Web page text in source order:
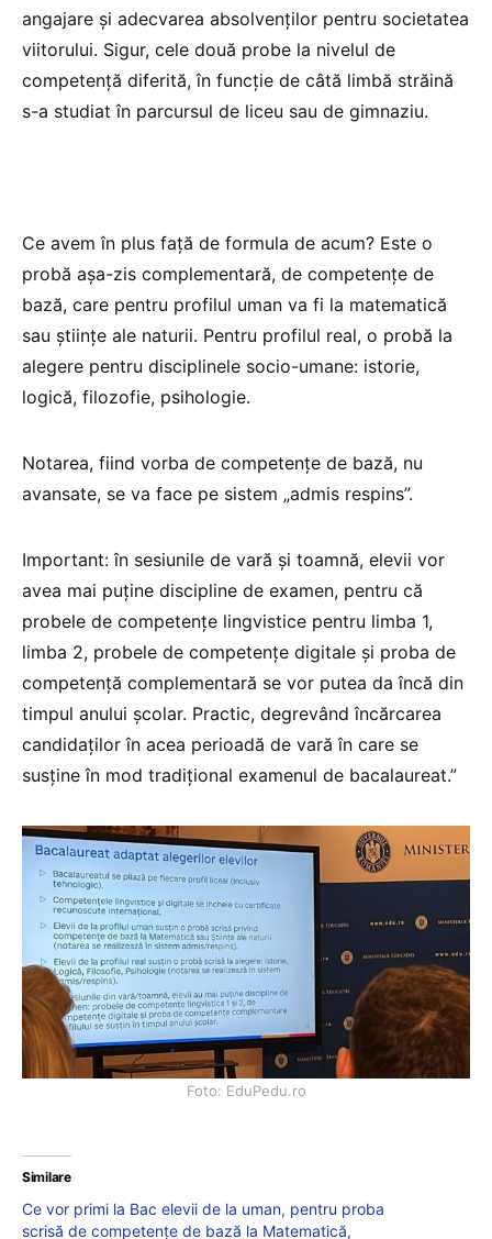
angajare și adecvarea absolvenților pentru societatea
viitorului. Sigur, cele două probe la nivelul de
competență diferită, în funcție de câtă limbă străină
s-a studiat în parcursul de liceu sau de gimnaziu.
Ce avem în plus față de formula de acum? Este o
probă așa-zis complementară, de competențe de
bază, care pentru profilul uman va fi la matematică
sau științe ale naturii. Pentru profilul real, o probă la
alegere pentru disciplinele socio-umane: istorie,
logică, filozofie, psihologie.
Notarea, fiind vorba de competențe de bază, nu
avansate, se va face pe sistem „admis respins”.
Important: în sesiunile de vară și toamnă, elevii vor
avea mai puține discipline de examen, pentru că
probele de competențe lingvistice pentru limba 1,
limba 2, probele de competențe digitale și proba de
competență complementară se vor putea da încă din
timpul anului școlar. Practic, degrevând încărcarea
candidaților în acea perioadă de vară în care se
susține în mod tradițional examenul de bacalaureat.”
Foto: EduPedu.ro
Similare
Ce vor primi la Bac elevii de la uman, pentru proba
scrisă de competențe de bază la Matematică,